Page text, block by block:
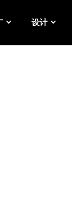
设计